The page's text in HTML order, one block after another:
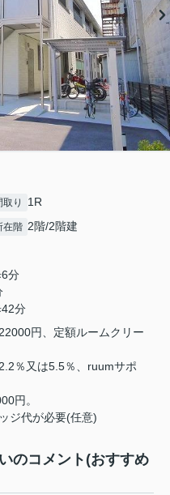
取り 1R
在階 2階/2階建
6分
42分
円、定額ルームクリー
％又は5.5％、ruumサポ
円。
ジ代が必要(任意)
のコメント(おすすめ